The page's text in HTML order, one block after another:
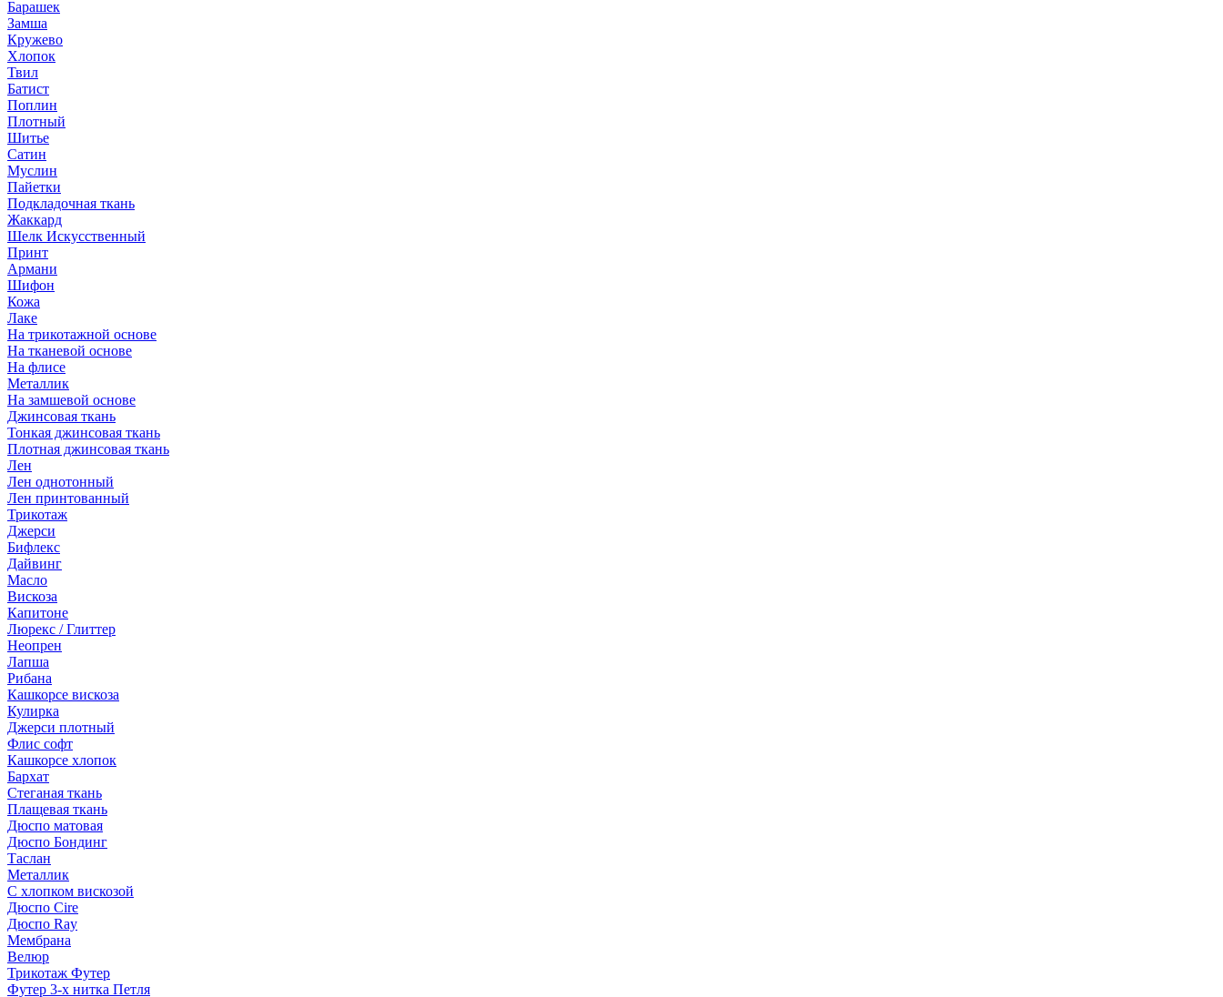
Барашек
Замша
Кружево
Хлопок
Твил
Батист
Поплин
Плотный
Шитье
Сатин
Муслин
Пайетки
Подкладочная ткань
Жаккард
Шелк Искусственный
Принт
Армани
Шифон
Кожа
Лаке
На трикотажной основе
На тканевой основе
На флисе
Металлик
На замшевой основе
Джинсовая ткань
Тонкая джинсовая ткань
Плотная джинсовая ткань
Лен
Лен однотонный
Лен принтованный
Трикотаж
Джерси
Бифлекс
Дайвинг
Масло
Вискоза
Капитоне
Люрекс / Глиттер
Неопрен
Лапша
Рибана
Кашкорсе вискоза
Кулирка
Джерси плотный
Флис софт
Кашкорсе хлопок
Бархат
Стеганая ткань
Плащевая ткань
Дюспо матовая
Дюспо Бондинг
Таслан
Металлик
С хлопком вискозой
Дюспо Cire
Дюспо Ray
Мембрана
Велюр
Трикотаж Футер
Футер 3-х нитка Петля